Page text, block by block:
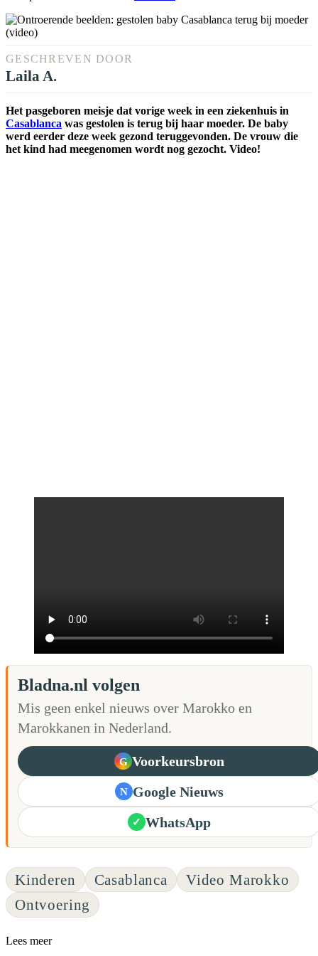
GESCHREVEN DOOR
Laila A.
Het pasgeboren meisje dat vorige week in een ziekenhuis in
Casablanca was gestolen is terug bij haar moeder. De baby
werd eerder deze week gezond teruggevonden. De vrouw die
het kind had meegenomen wordt nog gezocht. Video!
Bladna.nl volgen
Mis geen enkel nieuws over Marokko en
Marokkanen in Nederland.
G Voorkeursbron
N Google Nieuws
✓ WhatsApp
Kinderen Casablanca
Video Marokko
Ontvoering
Lees meer